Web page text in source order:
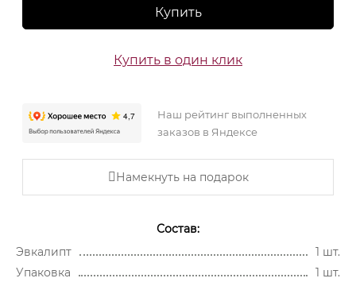
Купить
Купить в один клик
Наш рейтинг выполненных
заказов в Яндексе
Намекнуть на подарок
Состав:
Эвкалипт
1 шт.
Упаковка
1 шт.